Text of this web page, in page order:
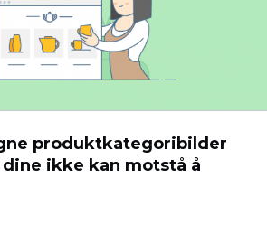
produktkategoribilder
ikke kan motstå å